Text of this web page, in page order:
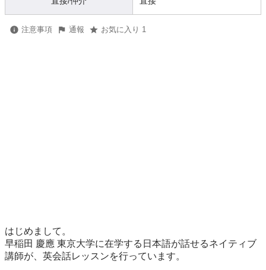
注意事項 通報 お気に入り 1
はじめまして。
早稲田 慶應 東京大学に在学する日本語が話せるネイティブ
講師が、英会話レッスンを行っています。